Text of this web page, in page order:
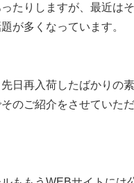
たりしますが、最近は
が多くなっています。
日再入荷したばかりの
のご紹介をさせていただ